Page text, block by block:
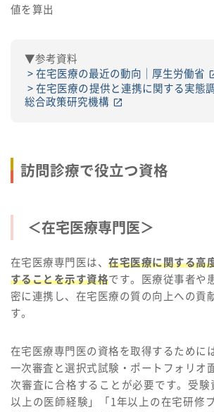
値を算出
▼参考資料
在宅医療の最近の動向｜厚生労働省
在宅医療の提供と連携に関する実態
総合政策研究機構
訪問診療で役立つ資格
＜在宅医療専門医＞
在宅医療専門医は、在宅医療に関する高
することを示す資格です。医療従事者や
密に連携し、在宅医療の質の向上への貢
す。
在宅医療専門医の資格を取得するために
一次審査と選択式試験・ポートフォリオ
次審査に合格することが必要です。受験
以上の医師経験」「1年以上の在宅研修